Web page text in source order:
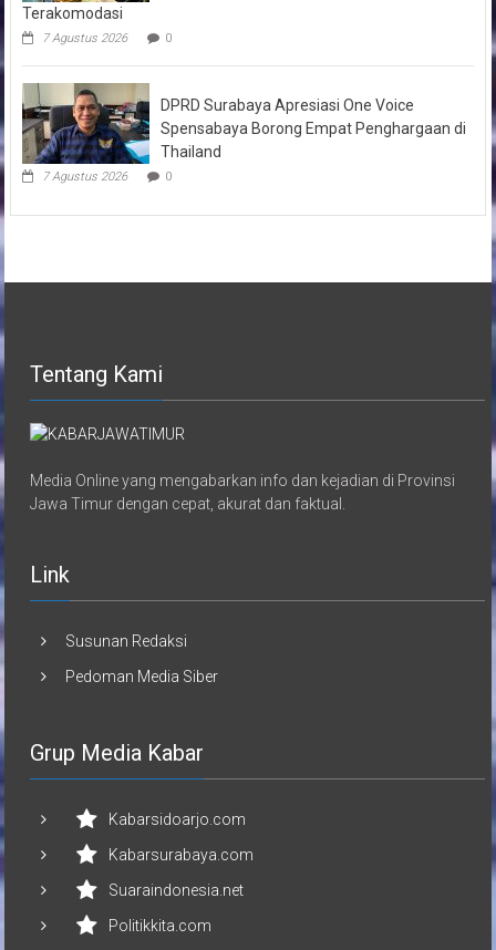
Terakomodasi
7 Agustus 2026 0
DPRD Surabaya Apresiasi One Voice
Spensabaya Borong Empat Penghargaan di
Thailand
7 Agustus 2026 0
Tentang Kami
Media Online yang mengabarkan info dan kejadian di Provinsi
Jawa Timur dengan cepat, akurat dan faktual.
Link
Susunan Redaksi
Pedoman Media Siber
Grup Media Kabar
Kabarsidoarjo.com
Kabarsurabaya.com
Suaraindonesia.net
Politikkita.com